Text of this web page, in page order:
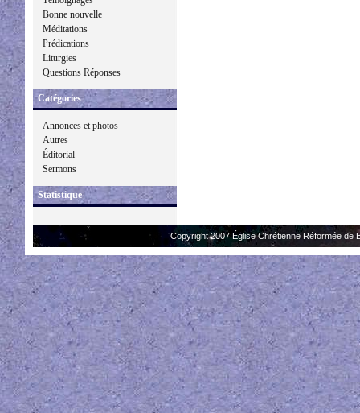
Bonne nouvelle
Méditations
Prédications
Liturgies
Questions Réponses
Catégories
Annonces et photos
Autres
Éditorial
Sermons
Statistique
Copyright 2007 Église Chrétienne Réformée de